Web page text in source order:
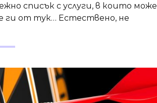
списък с услуги, в които може
ги от тук… Естествено, не